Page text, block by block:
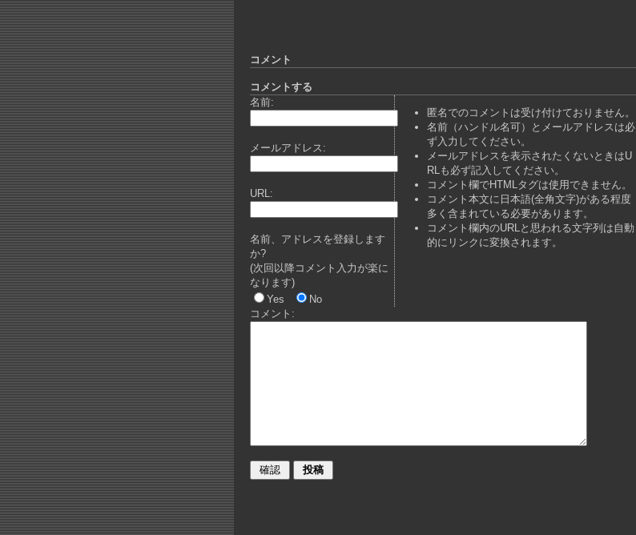
コメント
コメントする
名前:
メールアドレス:
URL:
名前、アドレスを登録します
か?
(次回以降コメント入力が楽に
なります)
Yes
No
匿名でのコメントは受け付けておりません。
名前（ハンドル名可）とメールアドレスは必
ず入力してください。
メールアドレスを表示されたくないときはU
RLも必ず記入してください。
コメント欄でHTMLタグは使用できません。
コメント本文に日本語(全角文字)がある程度
多く含まれている必要があります。
コメント欄内のURLと思われる文字列は自動
的にリンクに変換されます。
コメント: